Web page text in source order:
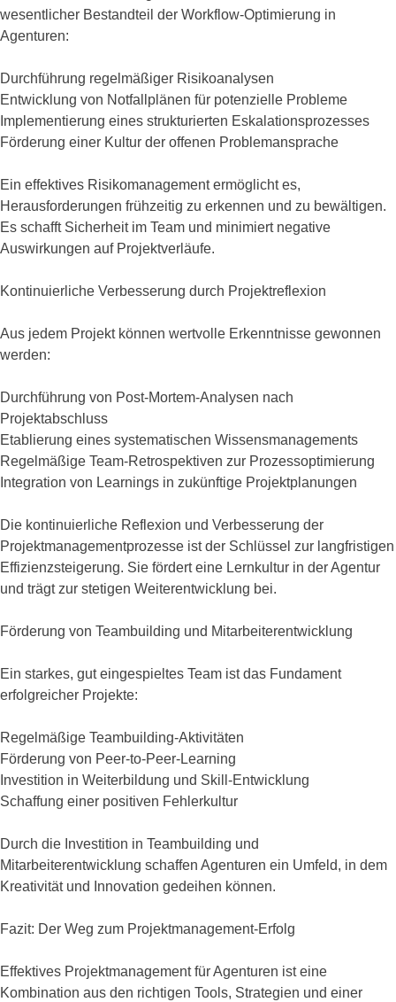
wesentlicher Bestandteil der Workflow-Optimierung in
Agenturen:
Durchführung regelmäßiger Risikoanalysen
Entwicklung von Notfallplänen für potenzielle Probleme
Implementierung eines strukturierten Eskalationsprozesses
Förderung einer Kultur der offenen Problemansprache
Ein effektives Risikomanagement ermöglicht es,
Herausforderungen frühzeitig zu erkennen und zu bewältigen.
Es schafft Sicherheit im Team und minimiert negative
Auswirkungen auf Projektverläufe.
Kontinuierliche Verbesserung durch Projektreflexion
Aus jedem Projekt können wertvolle Erkenntnisse gewonnen
werden:
Durchführung von Post-Mortem-Analysen nach
Projektabschluss
Etablierung eines systematischen Wissensmanagements
Regelmäßige Team-Retrospektiven zur Prozessoptimierung
Integration von Learnings in zukünftige Projektplanungen
Die kontinuierliche Reflexion und Verbesserung der
Projektmanagementprozesse ist der Schlüssel zur langfristigen
Effizienzsteigerung. Sie fördert eine Lernkultur in der Agentur
und trägt zur stetigen Weiterentwicklung bei.
Förderung von Teambuilding und Mitarbeiterentwicklung
Ein starkes, gut eingespieltes Team ist das Fundament
erfolgreicher Projekte:
Regelmäßige Teambuilding-Aktivitäten
Förderung von Peer-to-Peer-Learning
Investition in Weiterbildung und Skill-Entwicklung
Schaffung einer positiven Fehlerkultur
Durch die Investition in Teambuilding und
Mitarbeiterentwicklung schaffen Agenturen ein Umfeld, in dem
Kreativität und Innovation gedeihen können.
Fazit: Der Weg zum Projektmanagement-Erfolg
Effektives Projektmanagement für Agenturen ist eine
Kombination aus den richtigen Tools, Strategien und einer